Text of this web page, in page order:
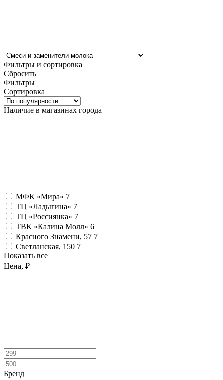
Фильтры и сортировка
Сбросить
Фильтры
Сортировка
Наличие в магазинах города
МФК «Мира» 7
ТЦ «Ладыгина» 7
ТЦ «Россиянка» 7
ТВК «Калина Молл» 6
Красного Знамени, 57 7
Светланская, 150 7
Показать все
Цена, ₽
Бренд